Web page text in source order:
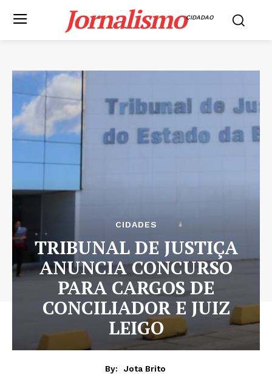
JornalismoCIDADAO
CIDADES
TRIBUNAL DE JUSTIÇA
ANUNCIA CONCURSO
PARA CARGOS DE
CONCILIADOR E JUIZ
LEIGO
By:
Jota Brito